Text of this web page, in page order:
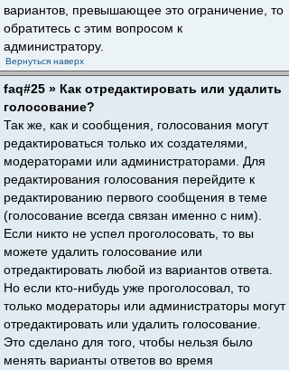
вариантов, превышающее это ограничение, то
обратитесь с этим вопросом к
администратору.
Вернуться наверх
faq#25 » Как отредактировать или удалить
голосование?
Так же, как и сообщения, голосования могут
редактироваться только их создателями,
модераторами или администраторами. Для
редактирования голосования перейдите к
редактированию первого сообщения в теме
(голосование всегда связан именно с ним).
Если никто не успел проголосовать, то вы
можете удалить голосование или
отредактировать любой из вариантов ответа.
Но если кто-нибудь уже проголосовал, то
только модераторы или администраторы могут
отредактировать или удалить голосование.
Это сделано для того, чтобы нельзя было
менять варианты ответов во время